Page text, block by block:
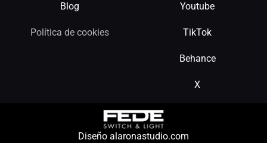
Blog
Política de cookies
Youtube
TikTok
Behance
X
Diseño alaronastudio.com